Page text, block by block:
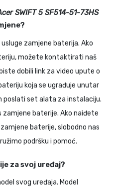
SWIFT 5 SF514-51-73HS
zamjene baterija. Ako
možete kontaktirati naš
dobili link za video upute o
koja se ugrađuje unutar
poslati set alata za instalaciju.
baterije. Ako naiđete
baterije, slobodno nas
podršku i pomoć.
za svoj uređaj?
svog uređaja. Model